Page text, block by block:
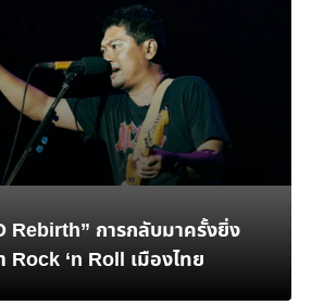
Rebirth” การกลับมาครั้งยิ่ง
Rock ‘n Roll เมืองไทย